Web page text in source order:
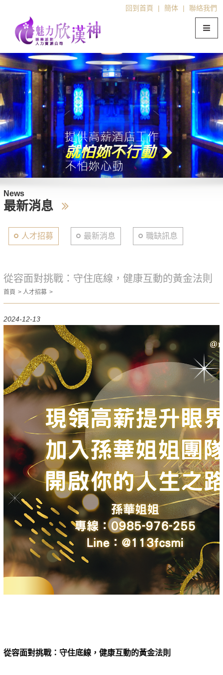
回到首頁 | 簡体 | 聯絡我們
News
最新消息
人才招募 最新消息 職缺訊息
從容面對挑戰：守住底線，健康互動的黃金法則
首頁 人才招募
2024-12-13
從容面對挑戰：守住底線，健康互動的黃金法則